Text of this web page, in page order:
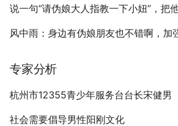
说一句“请伪娘大人指教一下小妞”，把
风中雨：身边有伪娘朋友也不错啊，加
专家分析
杭州市12355青少年服务台台长宋健男
社会需要倡导男性阳刚文化